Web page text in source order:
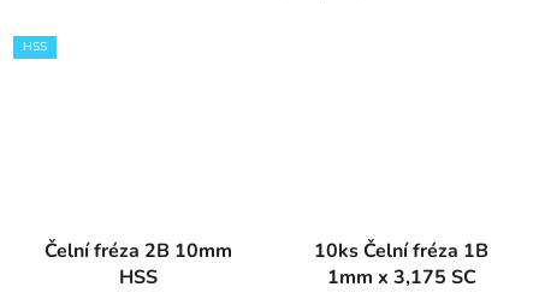
HSS
Čelní fréza 2B 10mm
HSS
10ks Čelní fréza 1B
1mm x 3,175 SC